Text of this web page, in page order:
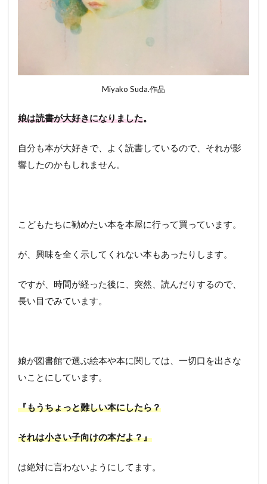
Miyako Suda.作品
娘は読書が大好きになりました。
自分も本が大好きで、よく読書しているので、それが影
響したのかもしれません。
こどもたちに勧めたい本を本屋に行って買っています。
が、興味を全く示してくれない本もあったりします。
ですが、時間が経った後に、突然、読んだりするので、
長い目でみています。
娘が図書館で選ぶ絵本や本に関しては、一切口を出さな
いことにしています。
『もうちょっと難しい本にしたら？
それは小さい子向けの本だよ？』
は絶対に言わないようにしてます。